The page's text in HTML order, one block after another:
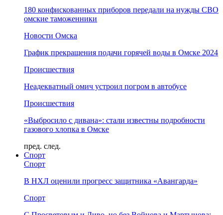
180 конфискованных приборов передали на нужды СВО
омские таможенники
Новости Омска
График прекращения подачи горячей воды в Омске 2024
Происшествия
Неадекватный омич устроил погром в автобусе
Происшествия
«Выбросило с дивана»: стали известны подробности
газового хлопка в Омске
пред. след.
Спорт
Спорт
В НХЛ оценили прогресс защитника «Авангарда»
Спорт